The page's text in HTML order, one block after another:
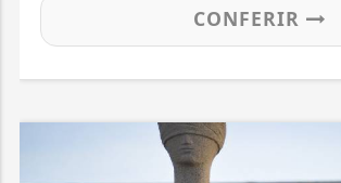
CONFERIR